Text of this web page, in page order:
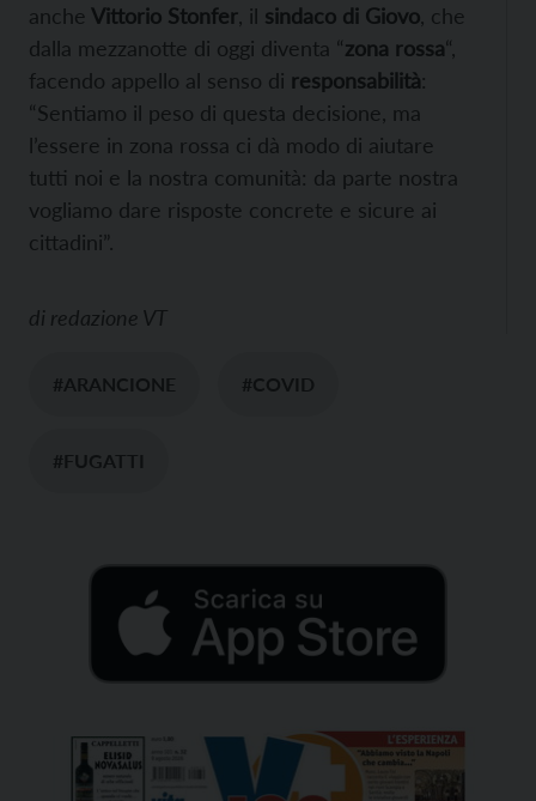
anche Vittorio Stonfer , il sindaco di Giovo , che
dalla mezzanotte di oggi diventa “zona rossa“,
facendo appello al senso di responsabilità:
“Sentiamo il peso di questa decisione, ma
l’essere in zona rossa ci dà modo di aiutare
tutti noi e la nostra comunità: da parte nostra
vogliamo dare risposte concrete e sicure ai
cittadini”.
di redazione VT
#ARANCIONE #COVID
#FUGATTI